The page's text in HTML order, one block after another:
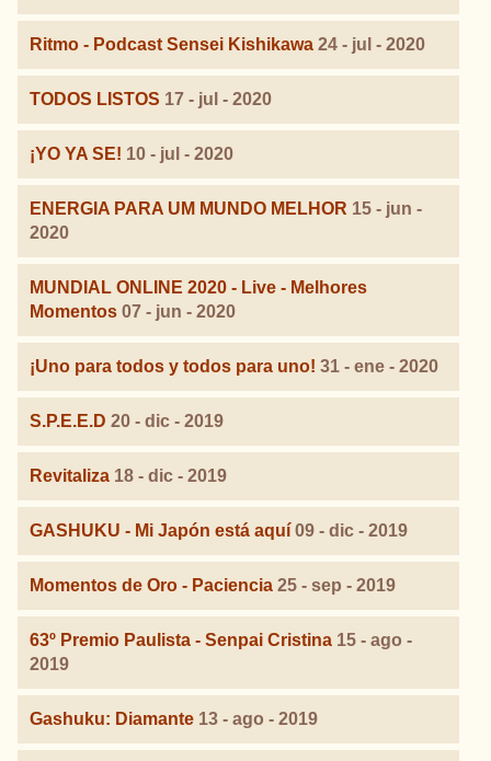
Ritmo - Podcast Sensei Kishikawa 24 - jul - 2020
TODOS LISTOS 17 - jul - 2020
¡YO YA SE! 10 - jul - 2020
ENERGIA PARA UM MUNDO MELHOR 15 - jun -
2020
MUNDIAL ONLINE 2020 - Live - Melhores
Momentos 07 - jun - 2020
¡Uno para todos y todos para uno! 31 - ene - 2020
S.P.E.E.D 20 - dic - 2019
Revitaliza 18 - dic - 2019
GASHUKU - Mi Japón está aquí 09 - dic - 2019
Momentos de Oro - Paciencia 25 - sep - 2019
63º Premio Paulista - Senpai Cristina 15 - ago -
2019
Gashuku: Diamante 13 - ago - 2019